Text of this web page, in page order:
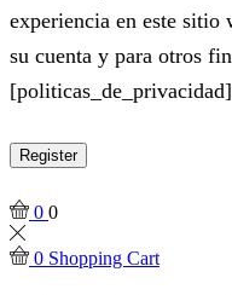
experiencia en este sitio
su cuenta y para otros
Register
0 0
0 Shopping Cart